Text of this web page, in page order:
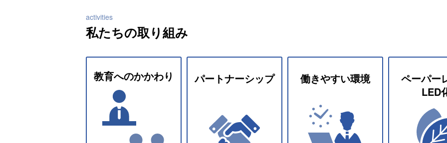
activities
私たちの取り組み
教育へのかかわり パートナーシップ 働きやすい環境
ペーパー
LED